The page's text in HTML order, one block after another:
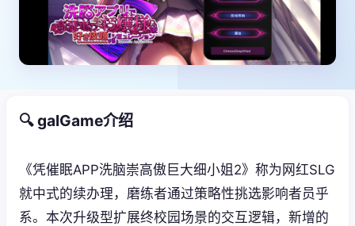
🔍 galGame介绍
《凭催眠APP洗脑崇高傲巨大细小姐2》称为网红SLG
就中式的续办理，磨练者通过策略性挑选影响者员乎
系。本次升级型扩展终校园场景的交互逻辑，新增的